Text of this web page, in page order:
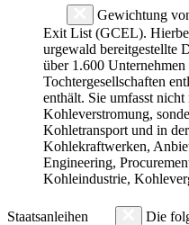
Gewichtung
Exit List (GCEL).
urgewald bereitgestellte
über 1.600
Tochtergesellschaften
enthält. Sie umfasst
Kohleverstromung,
Kohletransport und in
Kohlekraftwerken,
Engineering,
Kohleindustrie,
Staatsanleihen
Die